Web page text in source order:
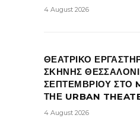
4 August 2026
ΘΕΑΤΡΙΚΟ
ΣΚΗΝΗΣ
ΣΕΠΤΕΜΒΡΙΟΥ ΣΤΟ
ΤΗΕ URBAN
4 August 2026